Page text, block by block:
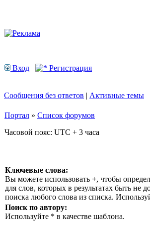
Вход Регистрация
Сообщения без ответов | Активные темы
Портал » Список форумов
Часовой пояс: UTC + 3 часа
Ключевые слова:
Вы можете использовать +, чтобы
для слов, которых в результатах быть
поиска любого слова из списка.
Поиск по автору:
Используйте * в качестве шаблона.